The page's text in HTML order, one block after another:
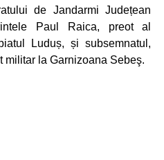
de Jandarmi Județean
Paul Raica, preot al
Luduș, și subsemnatul,
militar la Garnizoana Sebeş.